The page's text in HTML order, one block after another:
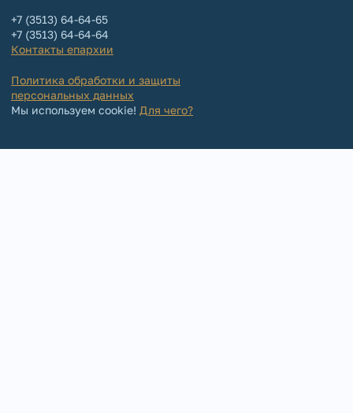
+7 (3513) 64-64-65
+7 (3513) 64-64-64
Контакты епархии
Политика обработки и защиты
персональных данных
Мы используем cookie! Для чего?